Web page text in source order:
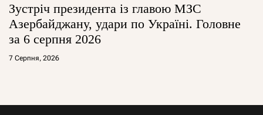
Зустріч президента із главою МЗС
Азербайджану, удари по Україні. Головне
за 6 серпня 2026
7 Серпня, 2026